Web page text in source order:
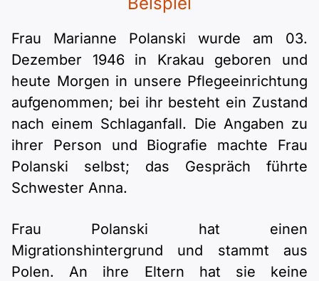
Frau Marianne Polanski wurde am 03.
Dezember 1946 in Krakau geboren und
heute Morgen in unsere Pflegeeinrichtung
aufgenommen; bei ihr besteht ein Zustand
nach einem Schlaganfall. Die Angaben zu
ihrer Person und Biografie machte Frau
Polanski selbst; das Gespräch führte
Schwester Anna.
Frau Polanski hat einen
Migrationshintergrund und stammt aus
Polen. An ihre Eltern hat sie keine